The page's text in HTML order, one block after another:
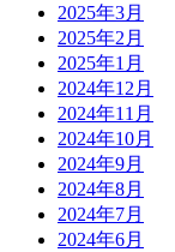
2025年3月
2025年2月
2025年1月
2024年12月
2024年11月
2024年10月
2024年9月
2024年8月
2024年7月
2024年6月